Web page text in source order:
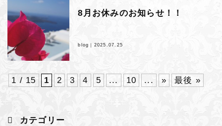
カテゴリー
8月お休みのお知らせ！！
blog｜ 2025.07.25
1 / 15 1 2 3 4 5 ... 10 ... » 最後 »